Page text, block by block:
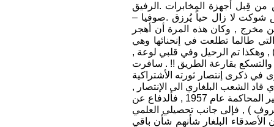
قِبل أجهزة المخابرات .الرفيق
شوكت لا زال حياً يُرزق .صوفيا –
مخرج , وكان هذه المرة أن أهجر
طالما تطلعت في إنحنائها وهي
وهكذا تم الرحيل وفي قلبي لوعة ,
والتسكع بقارعة الطريق !! . سافرت
إحتفالاته الكبرى في ذكرى إنتصار ثورته الأشتراكية
الشعب البلغاري الى الإنتصار ,
والذي فضح النازية والهتلرية إبان محاكمته المشهورة ( محاكمة ديمتروف ) , وقرأت له كراساً خاصاً عن سير المحاكمة عام 1957 , فألدفاع عن
) , فإلى جانب تحصيلي العلمي
البلغار شأنهم شأن باقي